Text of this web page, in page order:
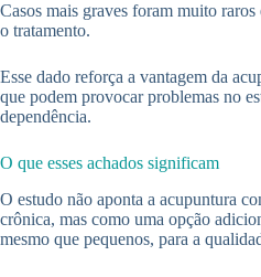
Casos mais graves foram muito
o tratamento.
Esse dado reforça a vantagem da
que podem provocar problemas no
dependência.
O que esses achados significam
O estudo não aponta a acupuntura
crônica, mas como uma opção
mesmo que pequenos, para a